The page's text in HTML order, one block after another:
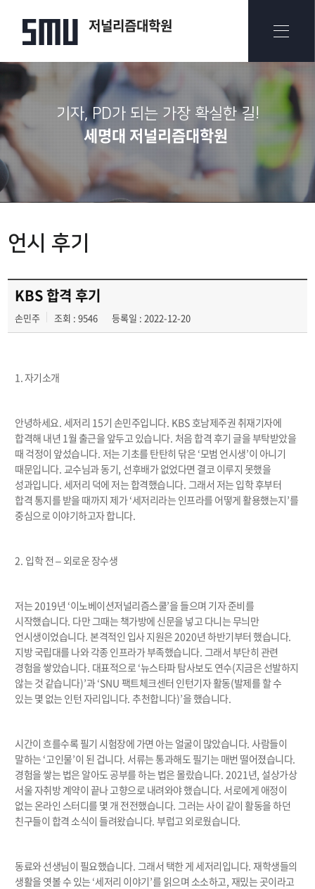
저널리즘대학원
기자, PD가 되는 가장 확실한 길!
세명대 저널리즘대학원
언시 후기
KBS 합격 후기
손민주 조회 : 9546 등록일 : 2022-12-20
1. 자기소개
안녕하세요. 세저리 15기 손민주입니다. KBS호남제주권 취재기자에
합격해 내년 1월 출근을 앞두고 있습니다. 처음 합격 후기 글을 부탁받았을
때 걱정이 앞섰습니다. 저는 기초를 탄탄히 닦은 ‘모범 언시생’이 아니기
때문입니다. 교수님과 동기, 선후배가 없었다면 결코 이루지 못했을
성과입니다. 세저리 덕에 저는 합격했습니다. 그래서 저는 입학 후부터
합격 통지를 받을 때까지 제가‘세저리라는 인프라를 어떻게 활용했는지’를
중심으로 이야기하고자 합니다.
2. 입학 전 – 외로운 장수생
저는2019년 ‘이노베이션저널리즘스쿨’을 들으며 기자 준비를
시작했습니다. 다만 그때는 책가방에 신문을 넣고 다니는 무늬만
언시생이었습니다.본격적인 입사 지원은2020년 하반기부터 했습니다.
지방 국립대를 나와 각종 인프라가 부족했습니다. 그래서 부단히 관련
경험을 쌓았습니다. 대표적으로 ‘뉴스타파 탐사보도 연수(지금은 선발하지
않는 것 같습니다)’과‘SNU 팩트체크센터 인턴기자 활동(발제를 할 수
있는 몇 없는 인턴 자리입니다. 추천합니다)’을 했습니다.
시간이 흐를수록 필기 시험장에 가면 아는 얼굴이 많았습니다. 사람들이
말하는 ‘고인물’이 된 겁니다. 서류는 통과해도 필기는 매번 떨어졌습니다.
경험을 쌓는 법은 알아도 공부를 하는 법은 몰랐습니다. 2021년, 설상가상
서울 자취방 계약이 끝나 고향으로 내려와야 했습니다. 서로에게 애정이
없는 온라인 스터디를 몇 개 전전했습니다.그러는 사이 같이 활동을 하던
친구들이 합격 소식이 들려왔습니다.부럽고 외로웠습니다.
동료와 선생님이 필요했습니다. 그래서 택한 게 세저리입니다. 재학생들의
생활을 엿볼 수 있는 ‘세저리 이야기’를 읽으며 소소하고, 재밌는 곳이라고